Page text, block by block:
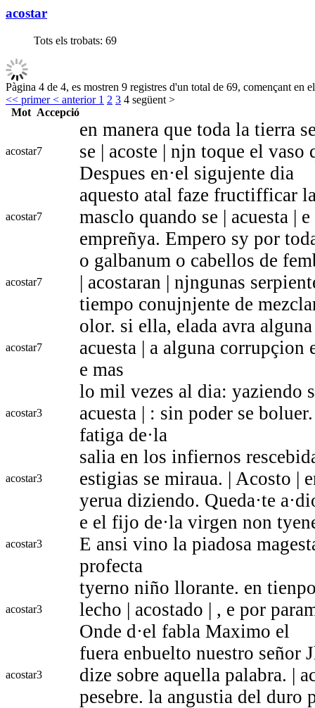
acostar
Tots els trobats: 69
Pàgina 4 de 4, es mostren 9 registres d'un total de 69, començant en
<< primer< anterior 1 2 3 4 següent >
Mot Accepció
acostar7
en manera que toda la tierra
se | acoste | njn toque el vaso
Despues en·el sigujente dia
acostar7
aquesto atal faze fructifficar
masclo quando se | acuesta |
empreñya. Empero sy por
acostar7
o galbanum o cabellos de
| acostaran | njngunas
tiempo conujnjente de
acostar7
olor. si ella, elada avra
acuesta | a alguna corrupçion
e mas
acostar3
lo mil vezes al dia: yaziendo
acuesta | : sin poder se
fatiga de·la
acostar3
salia en los infiernos
estigias se miraua. | Acosto |
yerua diziendo. Queda·te
acostar3
e el fijo de·la virgen non
E ansi vino la piadosa
profecta
acostar3
tyerno niño llorante. en
lecho | acostado | , e por
Onde d·el fabla Maximo el
acostar3
fuera enbuelto nuestro señor
dize sobre aquella palabra. |
pesebre. la angustia del duro